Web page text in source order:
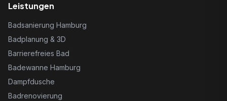
Leistungen
Badsanierung Hamburg
Badplanung & 3D
Barrierefreies Bad
Badewanne Hamburg
Dampfdusche
Badrenovierung